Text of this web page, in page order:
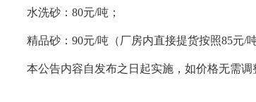
水洗砂： 80元/吨；
精品砂： 90元/吨（厂房内直接提货按照85元/
本公告内容自发布之日起实施，如价格无需调